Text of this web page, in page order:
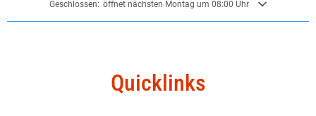
Klicken, um weitere Öffnungs- oder Schließzeiten auszublenden
Geschlossen: öffnet nächsten Montag um 08:00 Uhr
Quicklinks